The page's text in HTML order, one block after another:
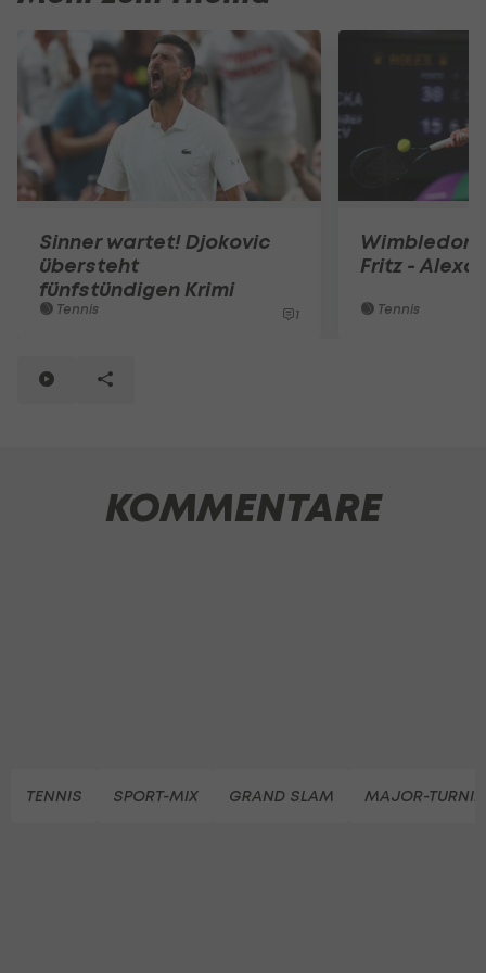
Sinner wartet! Djokovic
übersteht
fünfstündigen Krimi
Tennis 1
Wimbledon
Fritz -
Tennis
KOMMENTARE
TENNIS SPORT-MIX GRAND SLAM MAJOR-